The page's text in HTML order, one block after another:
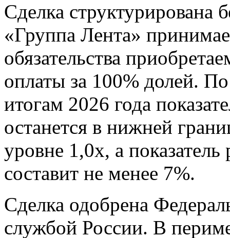
Сделка структурирована
«Группа Лента»
обязательства
оплаты за 100% долей.
итогам 2026 года
останется в нижней
уровне 1,0х, а
составит не менее 7%.
Сделка одобрена
службой России. В